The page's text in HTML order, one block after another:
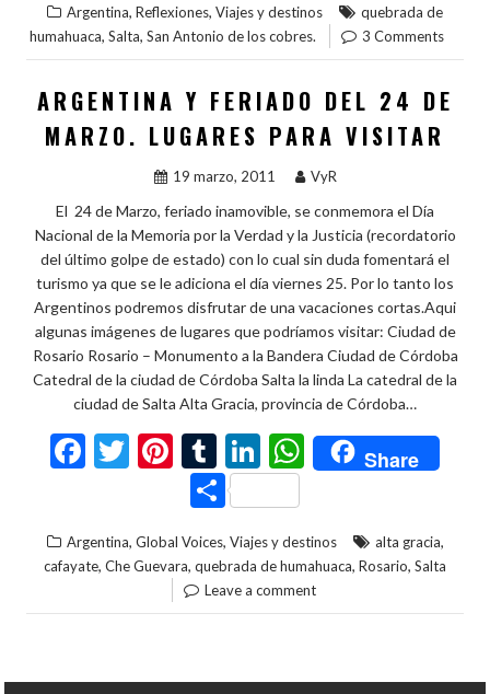
b
o
o
k
er es
t
bl
r
dI
n
s
A
p
p
m
p
ar
ti
r
Argentina, Reflexiones, Viajes y destinos
quebrada de
humahuaca, Salta, San Antonio de los cobres. 3 Comments
ARGENTINA Y FERIADO DEL 24 DE
MARZO. LUGARES PARA VISITAR
19 marzo, 2011 VyR
El 24 de Marzo, feriado inamovible, se conmemora el Día
Nacional de la Memoria por la Verdad y la Justicia (recordatorio
del último golpe de estado) con lo cual sin duda fomentará el
turismo ya que se le adiciona el día viernes 25. Por lo tanto los
Argentinos podremos disfrutar de una vacaciones cortas.Aqui
algunas imágenes de lugares que podríamos visitar: Ciudad de
Rosario Rosario – Monumento a la Bandera Ciudad de Córdoba
Catedral de la ciudad de Córdoba Salta la linda La catedral de la
ciudad de Salta Alta Gracia, provincia de Córdoba…
F
b
o
T
er
Pi
nt
er
es
t
T
u
m
bl
r
Li
n
ke
dI
n
W
h
s
A
p
Share
C
m
p
Argentina, Global Voices, Viajes y destinos alta gracia,
cafayate, Che Guevara, quebrada de humahuaca, Rosario, Salta
Leave a comment